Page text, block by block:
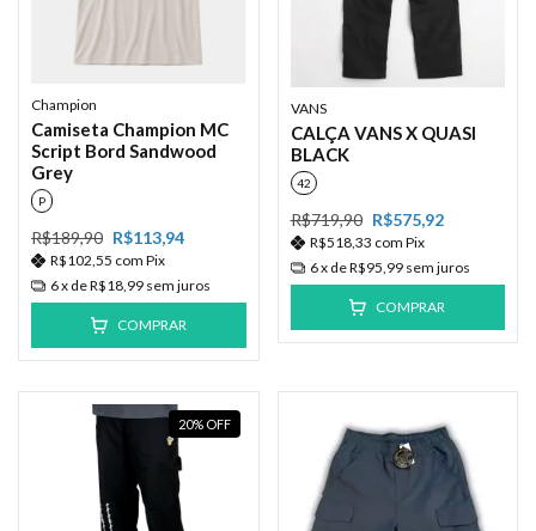
Champion
Camiseta Champion MC
Script Bord Sandwood
Grey
P
R$189,90 R$113,94
R$102,55 com Pix
6x deR$18,99 sem juros
COMPRAR
VANS
CALÇA VANS X QUASI
BLACK
42
R$719,90 R$575,92
R$518,33 com Pix
6x deR$95,99 sem juros
COMPRAR
20% OFF